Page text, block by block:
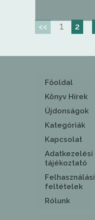
<< 1 2
Főoldal
Könyv Hírek
Újdonságok
Kategóriák
Kapcsolat
Adatkezelési
tájékoztató
Felhasználási
feltételek
Rólunk